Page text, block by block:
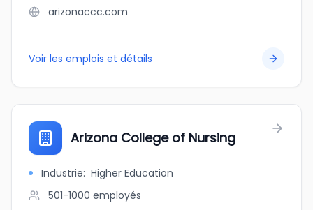
arizonaccc.com
Voir les emplois et détails
Arizona College of Nursing
Industrie: Higher Education
501-1000 employés